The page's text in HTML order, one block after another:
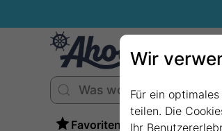
Favoriten
Wir
Für ein
teilen. Die
Ihr